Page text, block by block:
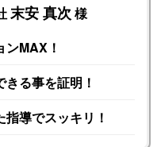
末安 真次 様
MAX！
る事を証明！
導でスッキリ！